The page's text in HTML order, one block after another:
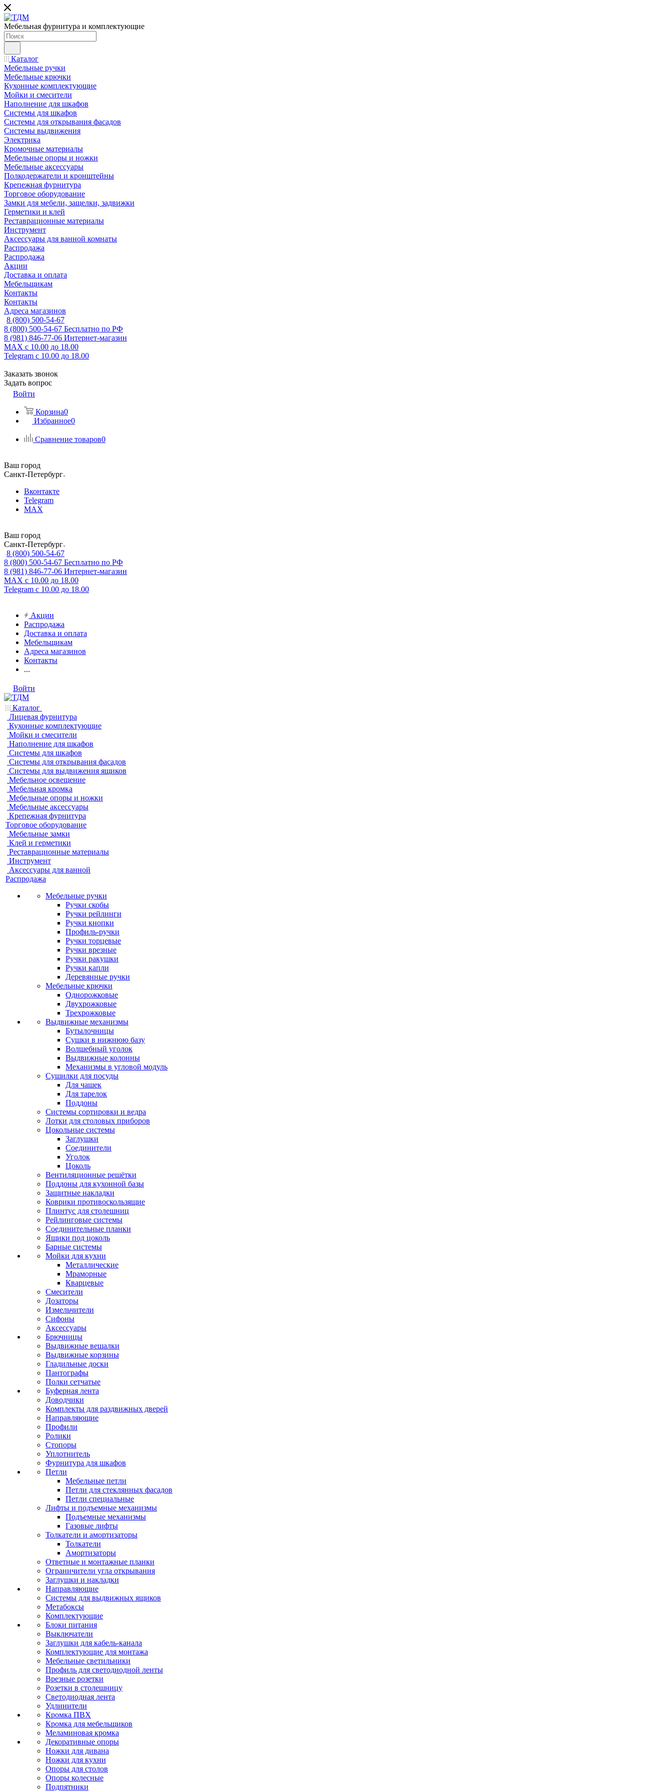
Мебельная фурнитура и комплектующие
Каталог
Мебельные ручки
Мебельные крючки
Кухонные комплектующие
Мойки и смесители
Наполнение для шкафов
Cистемы для шкафов
Системы для открывания фасадов
Системы выдвижения
Электрика
Кромочные материалы
Мебельные опоры и ножки
Мебельные аксессуары
Полкодержатели и кронштейны
Крепежная фурнитура
Торговое оборудование
Замки для мебели, защелки, задвижки
Герметики и клей
Реставрационные материалы
Инструмент
Аксессуары для ванной комнаты
Распродажа
Распродажа
Акции
Доставка и оплата
Мебельщикам
Контакты
Контакты
Адреса магазинов
8 (800) 500-54-67
8 (800) 500-54-67 Бесплатно по РФ
8 (981) 846-77-06 Интернет-магазин
MAX с 10.00 до 18.00
Telegram с 10.00 до 18.00
Заказать звонок
Задать вопрос
Войти
Корзина0
Избранное0
Сравнение товаров0
Ваш город
Санкт-Петербург
Вконтакте
Telegram
MAX
Ваш город
Санкт-Петербург
8 (800) 500-54-67
8 (800) 500-54-67 Бесплатно по РФ
8 (981) 846-77-06 Интернет-магазин
MAX с 10.00 до 18.00
Telegram с 10.00 до 18.00
Акции
Распродажа
Доставка и оплата
Мебельщикам
Адреса магазинов
Контакты
...
Войти
Каталог
Лицевая фурнитура
Кухонные комплектующие
Мойки и смесители
Наполнение для шкафов
Системы для шкафов
Системы для открывания фасадов
Системы для выдвижения ящиков
Мебельное освещение
Мебельная кромка
Мебельные опоры и ножки
Мебельные аксессуары
Крепежная фурнитура
Торговое оборудование
Мебельные замки
Клей и герметики
Реставрационные материалы
Инструмент
Аксессуары для ванной
Распродажа
Мебельные ручки
Ручки скобы
Ручки рейлинги
Ручки кнопки
Профиль-ручки
Ручки торцевые
Ручки врезные
Ручки ракушки
Ручки капли
Деревянные ручки
Мебельные крючки
Однорожковые
Двухрожковые
Трехрожковые
Выдвижные механизмы
Бутылочницы
Сушки в нижнюю базу
Волшебный уголок
Выдвижные колонны
Механизмы в угловой модуль
Сушилки для посуды
Для чашек
Для тарелок
Поддоны
Системы сортировки и ведра
Лотки для столовых приборов
Цокольные системы
Заглушки
Соединители
Уголок
Цоколь
Вентиляционные решётки
Поддоны для кухонной базы
Защитные накладки
Коврики противоскользящие
Плинтус для столешниц
Рейлинговые системы
Соединительные планки
Ящики под цоколь
Барные системы
Мойки для кухни
Металлические
Мраморные
Кварцевые
Смесители
Дозаторы
Измельчители
Сифоны
Аксессуары
Брючницы
Выдвижные вешалки
Выдвижные корзины
Гладильные доски
Пантографы
Полки сетчатые
Буферная лента
Доводчики
Комплекты для раздвижных дверей
Направляющие
Профили
Ролики
Стопоры
Уплотнитель
Фурнитура для шкафов
Петли
Мебельные петли
Петли для стеклянных фасадов
Петли специальные
Лифты и подъемные механизмы
Подъемные механизмы
Газовые лифты
Толкатели и амортизаторы
Толкатели
Амортизаторы
Ответные и монтажные планки
Ограничители угла открывания
Заглушки и накладки
Направляющие
Системы для выдвижных ящиков
Метабоксы
Комплектующие
Блоки питания
Выключатели
Заглушки для кабель-канала
Комплектующие для монтажа
Мебельные светильники
Профиль для светодиодной ленты
Врезные розетки
Розетки в столешницу
Светодиодная лента
Удлинители
Кромка ПВХ
Кромка для мебельщиков
Меламиновая кромка
Декоративные опоры
Ножки для дивана
Ножки для кухни
Опоры для столов
Опоры колесные
Подпятники